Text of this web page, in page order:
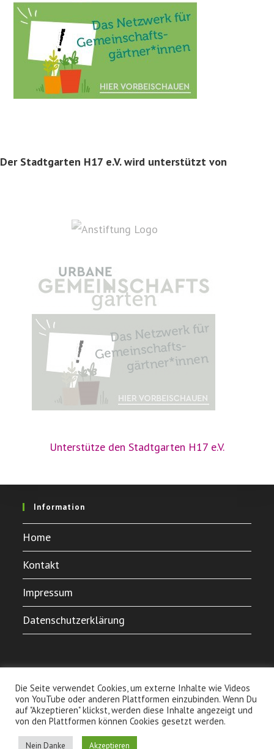
Der Stadtgarten H17 e.V. wird unterstützt von
Unterstütze den Stadtgarten H17 e.V.
Information
Home
Kontakt
Impressum
Datenschutzerklärung
Home Kontakt Impressum
Die Seite verwendet Cookies, um externe Inhalte wie Videos
von YouTube oder anderen Plattformen einzubinden. Wenn Du
auf "Akzeptieren" klickst, werden diese Inhalte angezeigt und
von den Plattformen können Cookies gesetzt werden.
Nein Danke Akzeptieren